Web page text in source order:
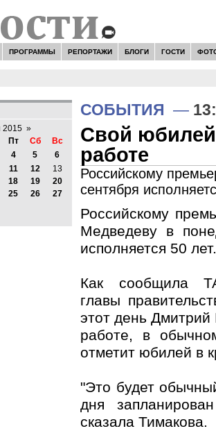
ПРОГРАММЫ РЕПОРТАЖИ БЛОГИ ГОСТИ
2015 »
Пт Сб
Вс
4 5
6
11 12
13
18 19
20
25 26
27
СОБЫТИЯ —
Свой юбилей
работе
Российскому
сентября
Российскому
Медведеву в
исполняется 50 лет.
Как сообщила
главы
этот день
работе, в
отметит юбилей в
"Это будет
дня
сказала Тимакова.